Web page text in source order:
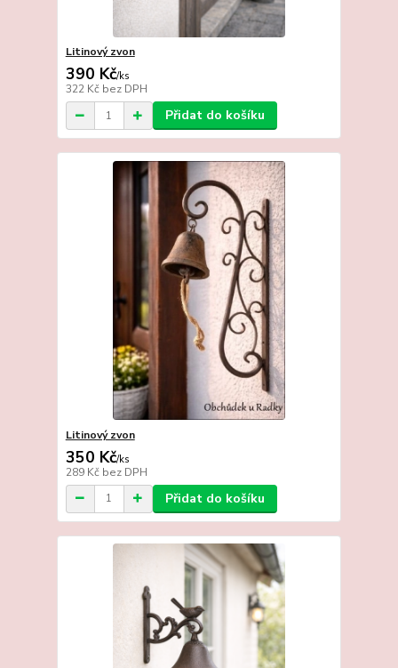
Litinový zvon
390 Kč/ks
322 Kč bez DPH
Přidat do košíku
Litinový zvon
350 Kč/ks
289 Kč bez DPH
Přidat do košíku